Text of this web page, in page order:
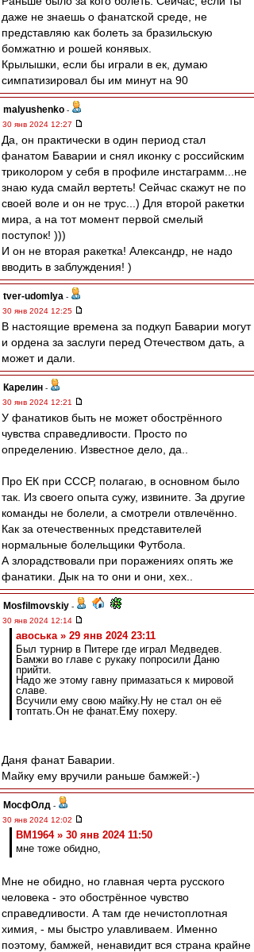
даже не знаешь о фанатской среде, не
представляю как болеть за бразильскую
бомжатню и рошей конявых.
Крылышки, если бы играли в ек, думаю
симпатизировал бы им минут на 90
malyushenko -
30 янв 2024 12:27
Да, он практически в один период стал
фанатом Баварии и снял иконку с российским
триколором у себя в профиле инстаграмм...не
знаю куда смайл вертеть! Сейчас скажут не по
своей воле и он не трус...) Для второй ракетки
мира, а на тот момент первой смелый
поступок! )))
И он не вторая ракетка! Александр, не надо
вводить в заблуждения! )
tver-udomlya -
30 янв 2024 12:25
В настоящие времена за подкуп Баварии могут
и ордена за заслуги перед Отечеством дать, а
может и дали.
Карелин -
30 янв 2024 12:21
У фанатиков быть не может обострённого
чувства справедливости. Просто по
определению. Известное дело, да..
Про ЕК при СССР, полагаю, в основном было
так. Из своего опыта сужу, извините. За другие
команды не болели, а смотрели отвлечённо.
Как за отечественных представителей
нормальные болельщики Футбола.
А злорадствовали при поражениях опять же
фанатики. Дык на то они и они, хех..
Mosfilmovskiy -
30 янв 2024 12:14
авоська » 29 янв 2024 23:11
Был турнир в Питере где играл Медведев.
Бамжи во главе с рукаку попросили Даню
прийти.
Надо же этому гавну примазаться к мировой
славе.
Всучили ему свою майку.Ну не стал он её
топтать.Он не фанат.Ему похеру.
Даня фанат Баварии.
Майку ему вручили раньше бамжей:-)
МосфОлд -
30 янв 2024 12:02
BM1964 » 30 янв 2024 11:50
мне тоже обидно,
Мне не обидно, но главная черта русского
человека - это обострённое чувство
справедливости. А там где нечистоплотная
химия, - мы быстро улавливаем. Именно
поэтому, бамжей, ненавидит вся страна крайне